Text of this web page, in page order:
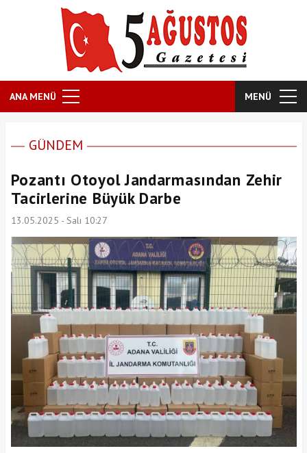
ANA MENÜ MENÜ
GÜNDEM
Pozantı Otoyol Jandarmasından Zehir
Tacirlerine Büyük Darbe
13.05.2025 - Salı 10:27